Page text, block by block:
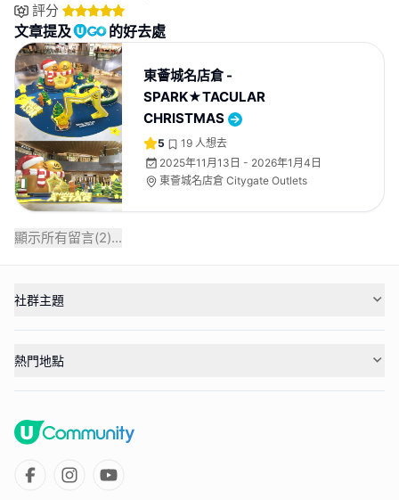
評分
文章提及 的好去處
東薈城名店倉 -
SPARK★TACULAR
CHRISTMAS
5 19 人想去
2025年11月13日 - 2026年1月4日
東薈城名店倉 Citygate Outlets
顯示所有留言(2)...
社群主題
熱門地點